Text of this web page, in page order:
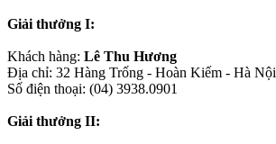
Giải thưởng I:
Khách hàng: Lê Thu Hương
Địa chỉ: 32 Hàng Trống - Hoàn Kiếm - Hà Nội
Số điện thoại: (04) 3938.0901
Giải thưởng II: